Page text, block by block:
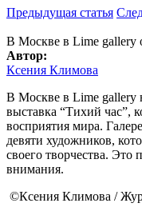
Предыдущая статья
В Москве в Lime gallery
Автор:
Ксения Климова
В Москве в Lime gallery
выставка “Тихий час”,
восприятия мира.
девяти художников,
своего творчества.
внимания.
©Ксения Климова /